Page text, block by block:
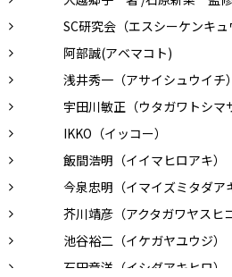
阿部誠(アベマコト)
浅井秀一（アサイシュウイチ）
宇田川敏正（ウタガワトシマ
IKKO（イッコー）
飯間浩明（イイマヒロアキ）
今泉忠明（イマイズミタダア
芥川靖彦（アクタガワヤスヒコ
池谷裕二（イケガヤユウジ）
石田章洋（イシダアキヒロ）